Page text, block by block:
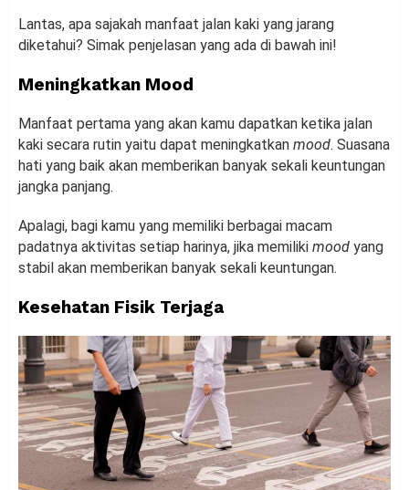
Lantas, apa sajakah manfaat jalan kaki yang jarang
diketahui? Simak penjelasan yang ada di bawah ini!
Meningkatkan Mood
Manfaat pertama yang akan kamu dapatkan ketika jalan
kaki secara rutin yaitu dapat meningkatkan mood. Suasana
hati yang baik akan memberikan banyak sekali keuntungan
jangka panjang.
Apalagi, bagi kamu yang memiliki berbagai macam
padatnya aktivitas setiap harinya, jika memiliki mood yang
stabil akan memberikan banyak sekali keuntungan.
Kesehatan Fisik Terjaga